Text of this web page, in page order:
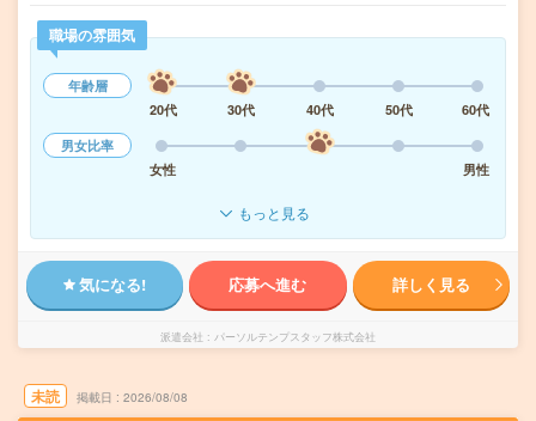
職場の雰囲気
年齢層
20代
30代 40代 50代
60代
男女比率
女性
男性
もっと見る
気になる! 応募へ進む 詳しく見る
派遣会社 パーソルテンプスタッフ株式会社
未読 掲載日 2026/08/08